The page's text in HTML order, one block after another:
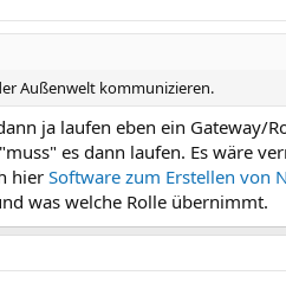
Außenwelt kommunizieren.
ja laufen eben ein Gateway/
es dann laufen. Es wäre
hier Software zum Erstellen von
was welche Rolle übernimmt.